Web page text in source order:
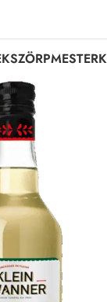
SZÖRPMESTER